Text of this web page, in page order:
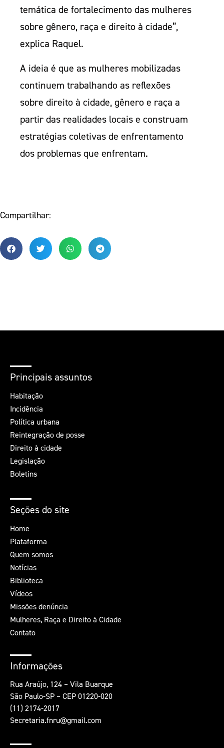
temática de fortalecimento das mulheres
sobre gênero, raça e direito à cidade”,
explica Raquel.
A ideia é que as mulheres mobilizadas
continuem trabalhando as reflexões
sobre direito à cidade, gênero e raça a
partir das realidades locais e construam
estratégias coletivas de enfrentamento
dos problemas que enfrentam.
Compartilhar:
Principais assuntos
Habitação
Incidência
Política urbana
Reintegração de posse
Direito à cidade
Legislação
Boletins
Seções do site
Home
Plataforma
Quem somos
Notícias
Biblioteca
Vídeos
Missões denúncia
Mulheres, Raça e Direito à Cidade
Contato
Informações
Rua Araújo, 124 – Vila Buarque
São Paulo-SP – CEP 01220-020
(11) 2174-2017
Secretaria.fnru@gmail.com